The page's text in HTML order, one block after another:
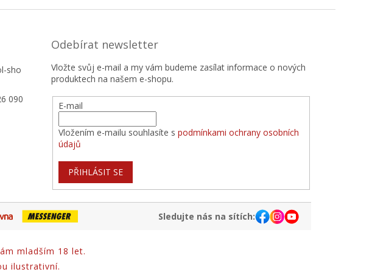
sho
090
Odebírat newsletter
Vložte svůj e-mail a my vám budeme zasílat informace o nových
produktech na našem e-shopu.
E-mail
Vložením e-mailu souhlasíte spodmínkami ochrany osobních
údajů
PŘIHLÁSIT SE
Sledujte nás na sítích:
mladším 18 let.
ilustrativní.